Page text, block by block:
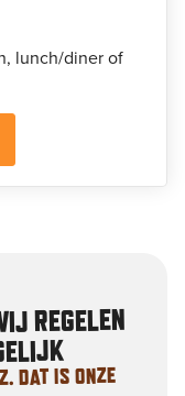
lunch/diner of
REGELEN
DAT IS ONZE